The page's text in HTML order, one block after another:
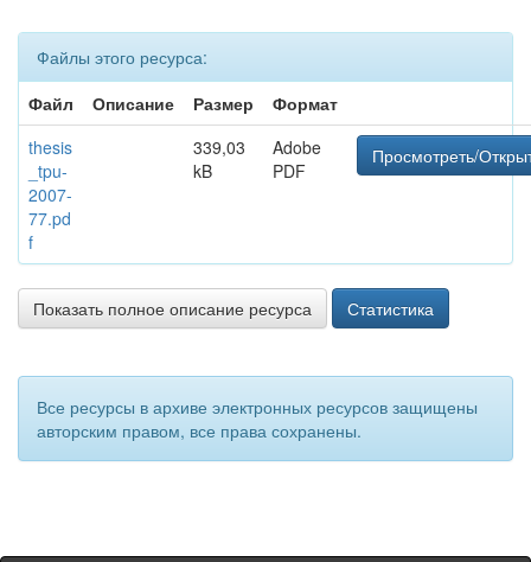
Файлы этого ресурса:
Файл
Описание Размер
Формат
thesis
_tpu-
2007-
77.pd
f
339,03
kB
Adobe
PDF
Просмотреть/
Показать полное описание ресурса Статистика
Все ресурсы в архиве электронных ресурсов защищены
авторским правом, все права сохранены.